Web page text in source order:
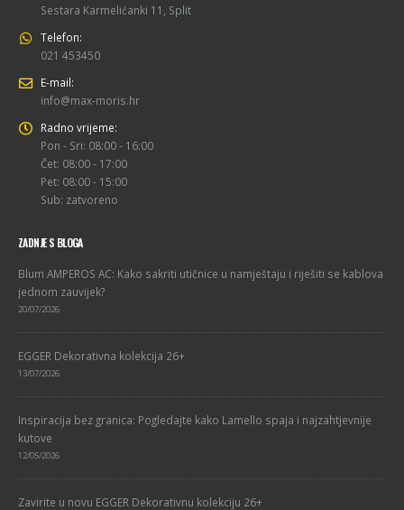
Sestara Karmelićanki 11, Split
Telefon:
021 453450
E-mail:
info@max-moris.hr
Radno vrijeme:
Pon - Sri: 08:00 - 16:00
Čet: 08:00 - 17:00
Pet: 08:00 - 15:00
Sub: zatvoreno
ZADNJE S BLOGA
Blum AMPEROS AC: Kako sakriti utičnice u namještaju i riješiti se kablova
jednom zauvijek?
20/07/2026
EGGER Dekorativna kolekcija 26+
13/07/2026
Inspiracija bez granica: Pogledajte kako Lamello spaja i najzahtjevnije
kutove
12/05/2026
Zavirite u novu EGGER Dekorativnu kolekciju 26+